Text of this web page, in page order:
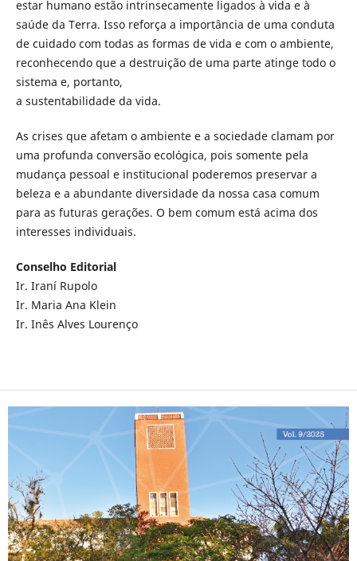
estar humano estão intrinsecamente ligados à vida e à
saúde da Terra. Isso reforça a importância de uma conduta
de cuidado com todas as formas de vida e com o ambiente,
reconhecendo que a destruição de uma parte atinge todo o
sistema e, portanto,
a sustentabilidade da vida.
As crises que afetam o ambiente e a sociedade clamam por
uma profunda conversão ecológica, pois somente pela
mudança pessoal e institucional poderemos preservar a
beleza e a abundante diversidade da nossa casa comum
para as futuras gerações. O bem comum está acima dos
interesses individuais.
Conselho Editorial
Ir. Iraní Rupolo
Ir. Maria Ana Klein
Ir. Inês Alves Lourenço